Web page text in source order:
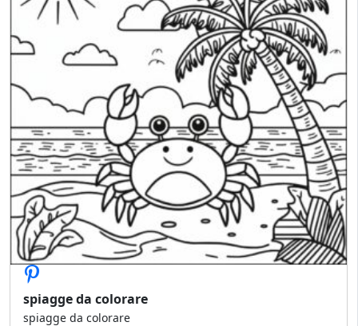
spiagge da colorare
spiagge da colorare